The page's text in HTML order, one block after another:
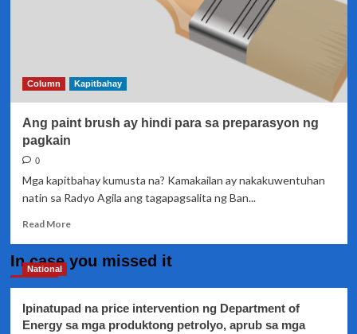
Column Kapitbahay
Ang paint brush ay hindi para sa preparasyon ng
pagkain
0
Mga kapitbahay kumusta na? Kamakailan ay nakakuwentuhan
natin sa Radyo Agila ang tagapagsalita ng Ban...
Read MoreRead
Ang
ay
hindi
In case you missed it
National
Ipinatupad na price intervention ng Department of
Energy sa mga produktong petrolyo, aprub sa mga